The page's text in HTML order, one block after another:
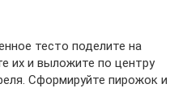
тесто поделите на
их и выложите по центру
Сформируйте пирожок и